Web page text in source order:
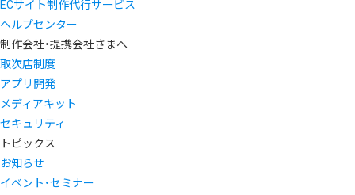
ECサイト制作代行サービス
ヘルプセンター
制作会社・提携会社さまへ
取次店制度
アプリ開発
メディアキット
セキュリティ
トピックス
お知らせ
イベント・セミナー